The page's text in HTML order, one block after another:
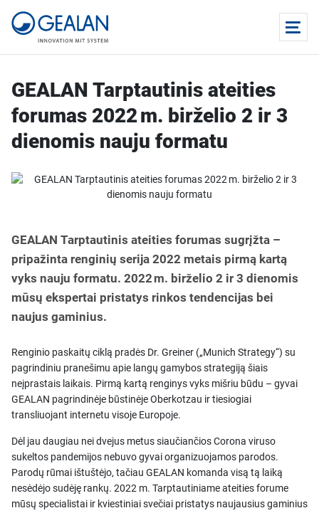
GEALAN Tarptautinis ateities
forumas 2022 m. birželio 2 ir 3
dienomis nauju formatu
GEALAN Tarptautinis ateities forumas sugrįžta –
pripažinta renginių serija 2022 metais pirmą kartą
vyks nauju formatu. 2022 m. birželio 2 ir 3 dienomis
mūsų ekspertai pristatys rinkos tendencijas bei
naujus gaminius.
Renginio paskaitų ciklą pradės Dr. Greiner („Munich Strategy“) su
pagrindiniu pranešimu apie langų gamybos strategiją šiais
neįprastais laikais. Pirmą kartą renginys vyks mišriu būdu – gyvai
GEALAN pagrindinėje būstinėje Oberkotzau ir tiesiogiai
transliuojant internetu visoje Europoje.
Dėl jau daugiau nei dvejus metus siaučiančios Corona viruso
sukeltos pandemijos nebuvo gyvai organizuojamos parodos.
Parodų rūmai ištuštėjo, tačiau GEALAN komanda visą tą laiką
nesėdėjo sudėję rankų. 2022 m. Tarptautiniame ateities forume
mūsų specialistai ir kviestiniai svečiai pristatys naujausius gaminius